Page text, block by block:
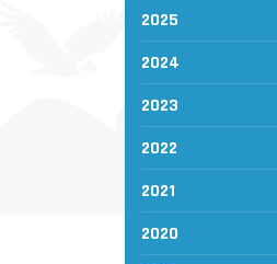
2025
2024
2023
2022
2021
2020